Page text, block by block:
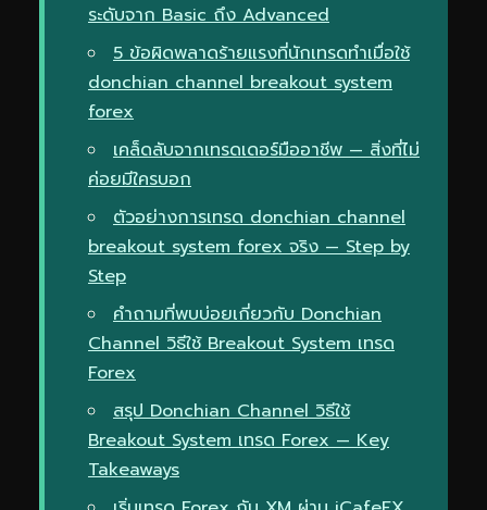
ระดับจาก Basic ถึง Advanced
5 ข้อผิดพลาดร้ายแรงที่นักเทรดทำเมื่อใช้
donchian channel breakout system
forex
เคล็ดลับจากเทรดเดอร์มืออาชีพ — สิ่งที่ไม่
ค่อยมีใครบอก
ตัวอย่างการเทรด donchian channel
breakout system forex จริง — Step by
Step
คำถามที่พบบ่อยเกี่ยวกับ Donchian
Channel วิธีใช้ Breakout System เทรด
Forex
สรุป Donchian Channel วิธีใช้
Breakout System เทรด Forex — Key
Takeaways